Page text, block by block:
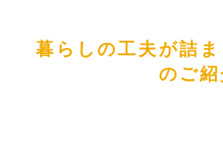
暮らしの工夫が詰
のご紹